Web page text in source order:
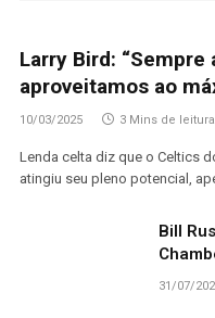
Larry Bird: “Sempre
aproveitamos ao
10/03/2025 3 Mins de leitura
Lenda celta diz que o Celtics
atingiu seu pleno potencial,
Bill
31/07/